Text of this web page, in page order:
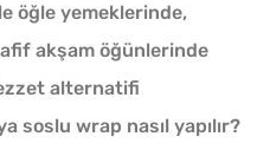
öğle yemeklerinde,
akşam öğünlerinde
alternatifi
soslu wrap nasıl yapılır?